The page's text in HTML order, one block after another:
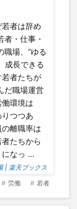
若者は辞め
・仕事・
職場、“ゆる
成長できる
者たちが
だ職場運営
環境は
りつつあ
離職率は
たちから
になっ …
| 楽天ブックス
労働 若者